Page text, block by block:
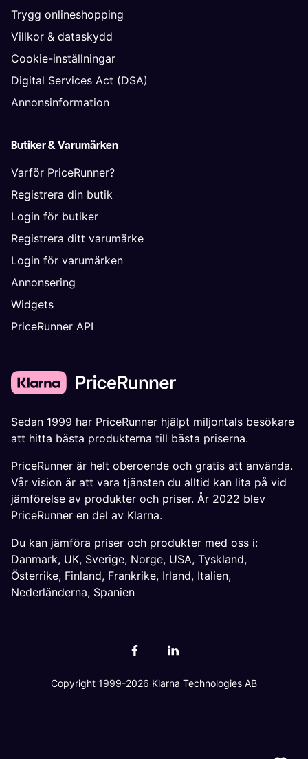
Trygg onlineshopping
Villkor & dataskydd
Cookie-inställningar
Digital Services Act (DSA)
Annonsinformation
Butiker & Varumärken
Varför PriceRunner?
Registrera din butik
Login för butiker
Registrera ditt varumärke
Login för varumärken
Annonsering
Widgets
PriceRunner API
Sedan 1999 har PriceRunner hjälpt miljontals besökare
att hitta bästa produkterna till bästa priserna.
PriceRunner är helt oberoende och gratis att använda.
Vår vision är att vara tjänsten du alltid kan lita på vid
jämförelse av produkter och priser. År 2022 blev
PriceRunner en del av Klarna.
Du kan jämföra priser och produkter med oss i:
Danmark, UK, Sverige, Norge, USA, Tyskland,
Österrike, Finland, Frankrike, Irland, Italien,
Nederländerna, Spanien
Copyright 1999-2026 Klarna Technologies AB